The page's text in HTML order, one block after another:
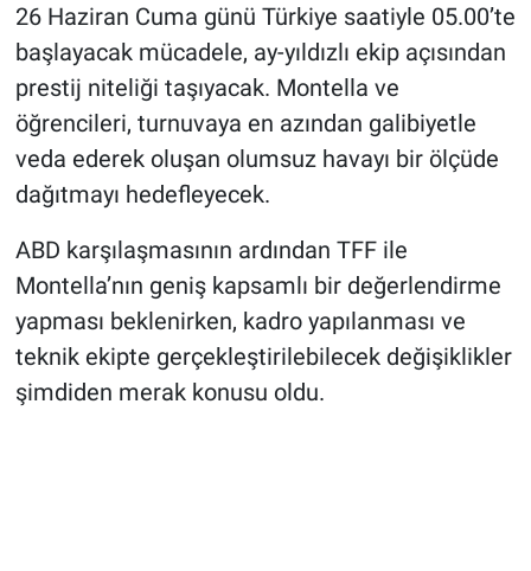
26 Haziran Cuma günü Türkiye saatiyle 05.00’te
başlayacak mücadele, ay-yıldızlı ekip açısından
prestij niteliği taşıyacak. Montella ve
öğrencileri, turnuvaya en azından galibiyetle
veda ederek oluşan olumsuz havayı bir ölçüde
dağıtmayı hedefleyecek.
ABD karşılaşmasının ardından TFF ile
Montella’nın geniş kapsamlı bir değerlendirme
yapması beklenirken, kadro yapılanması ve
teknik ekipte gerçekleştirilebilecek değişiklikler
şimdiden merak konusu oldu.